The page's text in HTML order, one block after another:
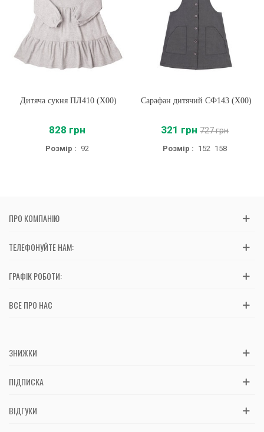
Дитяча сукня ПЛ410 (X00)
828 грн
Розмір : 92
Сарафан дитячий СФ143 (X00)
321 грн 727 грн
Розмір : 152 158
ПРО КОМПАНІЮ
ТЕЛЕФОНУЙТЕ НАМ:
ГРАФІК РОБОТИ:
ВСЕ ПРО НАС
ЗНИЖКИ
ПІДПИСКА
ВІДГУКИ